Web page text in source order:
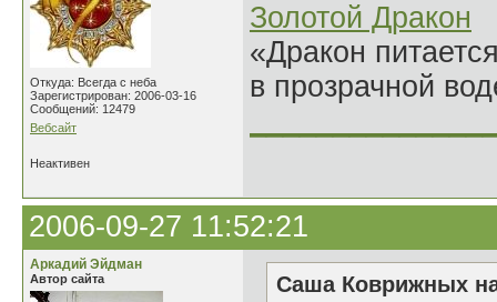
Откуда: Всегда с неба
Зарегистрирован: 2006-03-16
Сообщений: 12479
Вебсайт
Золотой Дракон
«Дракон
в прозрачной
Неактивен
2006-09-27 11:52:21
Аркадий Эйдман
Автор сайта
Саша Коврижных